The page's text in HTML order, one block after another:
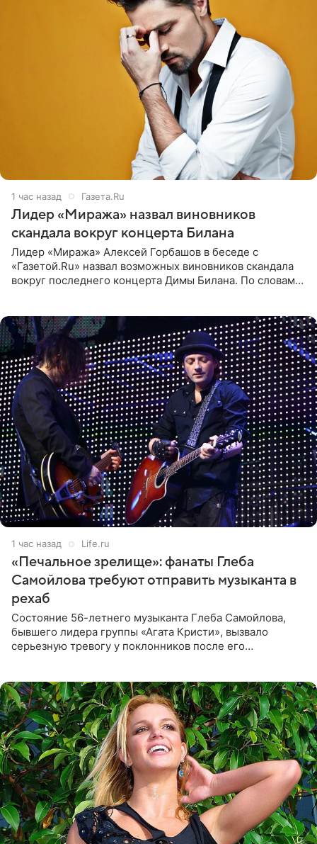
1 час назад Газета.Ru
Лидер «Миража» назвал виновников
скандала вокруг концерта Билана
Лидер «Миража» Алексей Горбашов в беседе с
«Газетой.Ru» назвал возможных виновников скандала
вокруг последнего концерта Димы Билана. По словам
1 час назад Life.ru
«Печальное зрелище»: фанаты Глеба
Самойлова требуют отправить музыканта в
рехаб
Состояние 56-летнего музыканта Глеба Самойлова,
бывшего лидера группы «Агата Кристи», вызвало
серьезную тревогу у поклонников после его